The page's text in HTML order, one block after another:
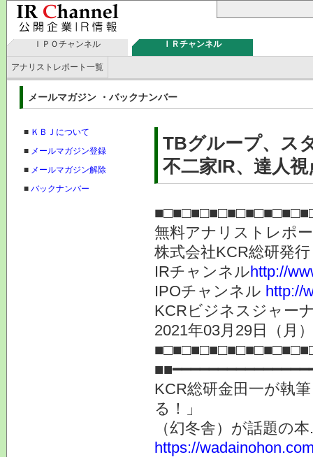
ＩＰＯチャンネル ＩＲチャンネル
アナリストレポート一覧
メールマガジン ・バックナンバー
■ ＫＢＪについて
■ メールマガジン登録
■ メールマガジン解除
■ バックナンバー
TBグループ、ス
不二家IR、達人
無料アナリストレポ
株式会社
IRチャンネルhttp://
IPOチャンネル http://
KCRビジネスジャー
2021年03月29日（月
KCR総研金田一が執
る！」
（幻冬舎）が話題の
https://